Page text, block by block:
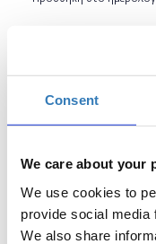
Consent
We care about your
We use cookies to
provide social media
We also share
Η AHEPA HELLAS,
κοινωνικού της
λειτουργικότητας
στην Θεσσαλονίκη.
στην ανακαίνιση της
Προπαιδευτικής
παρέμβασης.